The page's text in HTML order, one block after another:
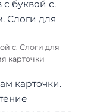
с. Слоги для
карточки